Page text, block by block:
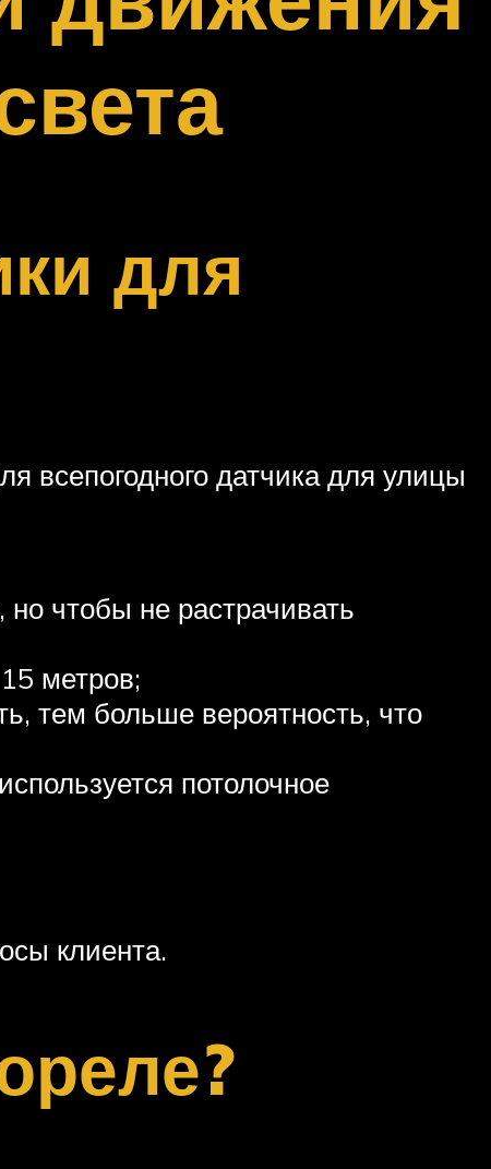
для
всепогодного датчика для улицы
чтобы не растрачивать
метров;
тем больше вероятность, что
потолочное
клиента.